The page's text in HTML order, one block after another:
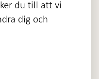
du till att vi
dig och